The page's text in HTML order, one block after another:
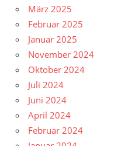
März 2025
Februar 2025
Januar 2025
November 2024
Oktober 2024
Juli 2024
Juni 2024
April 2024
Februar 2024